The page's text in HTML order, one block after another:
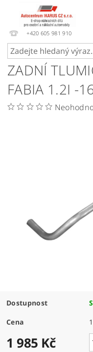
+420 605 981 910
ZADNÍ
FABIA 1.2I -
Dostupnost
Cena
1 985 Kč